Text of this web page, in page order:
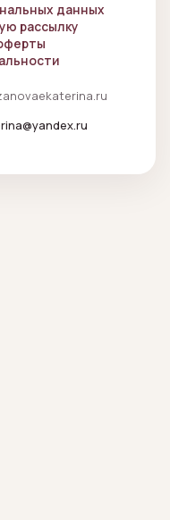
данных
рассылку